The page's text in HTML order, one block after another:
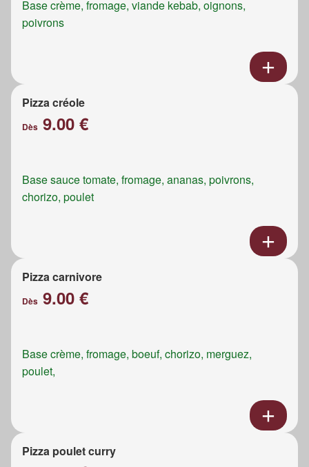
Base crème, fromage, viande kebab, oignons,
poivrons
Pizza créole
Dès 9.00 €
Base sauce tomate, fromage, ananas, poivrons,
chorizo, poulet
Pizza carnivore
Dès 9.00 €
Base crème, fromage, boeuf, chorizo, merguez,
poulet,
Pizza poulet curry